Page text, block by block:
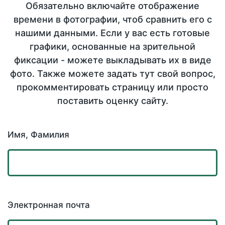
Обязательно включайте отображение
времени в фотографии, чтоб сравнить его с
нашими данными. Если у вас есть готовые
графики, основанные на зрительной
фиксации - можете выкладывать их в виде
фото. Также можете задать тут свой вопрос,
прокомментировать страницу или просто
поставить оценку сайту.
Имя, Фамилия
Электронная почта